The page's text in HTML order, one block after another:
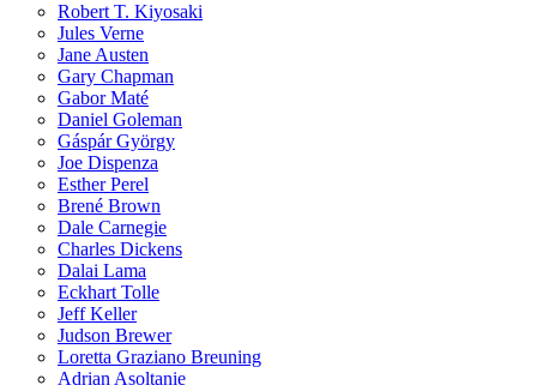
Robert T. Kiyosaki
Jules Verne
Jane Austen
Gary Chapman
Gabor Maté
Daniel Goleman
Gáspár György
Joe Dispenza
Esther Perel
Brené Brown
Dale Carnegie
Charles Dickens
Dalai Lama
Eckhart Tolle
Jeff Keller
Judson Brewer
Loretta Graziano Breuning
Adrian Asoltanie